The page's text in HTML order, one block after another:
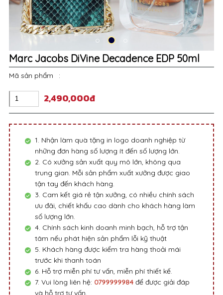
Marc Jacobs DiVine Decadence EDP 50ml
Mã sản phẩm :
những đơn hàng số lượng ít đến số lượng lớn.
3. Cam kết giá rẻ tận xưởng, có nhiều chính sách
ưu đãi, chiết khấu cao dành cho khách hàng làm
số lượng lớn.
4. Chính sách kinh doanh minh bạch, hỗ trợ tận
tâm nếu phát hiện sản phẩm lỗi kỹ thuật
5. Khách hàng được kiểm tra hàng thoải mái
trước khi thanh toán
6. Hỗ trợ miễn phí tư vấn, miễn phí thiết kế.
7. Vui lòng liên hệ: 0799999984 để được giải đáp
và hỗ trợ tư vấn.
Thêm vào giỏ hàng
Mua ngay